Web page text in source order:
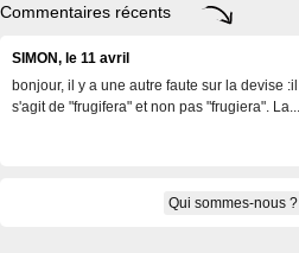
Commentaires récents
SIMON, le 11 avril
bonjour, il y a une autre faute sur la devise :il
s'agit de "frugifera" et non pas "frugiera". La...
Qui sommes-nous ?